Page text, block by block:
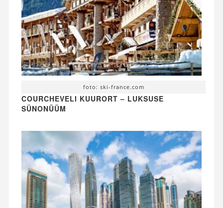
foto: ski-france.com
COURCHEVELI KUURORT – LUKSUSE
SÜNONÜÜM